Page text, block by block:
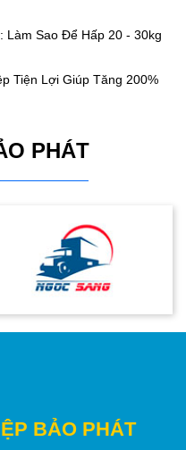
Làm Sao Để Hấp 20 - 30kg
Tiện Lợi Giúp Tăng 200%
PHÁT
BẢO PHÁT